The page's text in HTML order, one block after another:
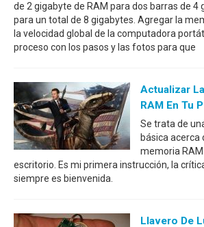
de 2 gigabyte de RAM para dos barras de 4
para un total de 8 gigabytes. Agregar la
la velocidad global de la computadora
proceso con los pasos y las fotos para que
Actualizar
RAM En Tu
Se trata de
básica acerca
memoria RAM
escritorio. Es mi primera instrucción, la
siempre es bienvenida.
Llavero De